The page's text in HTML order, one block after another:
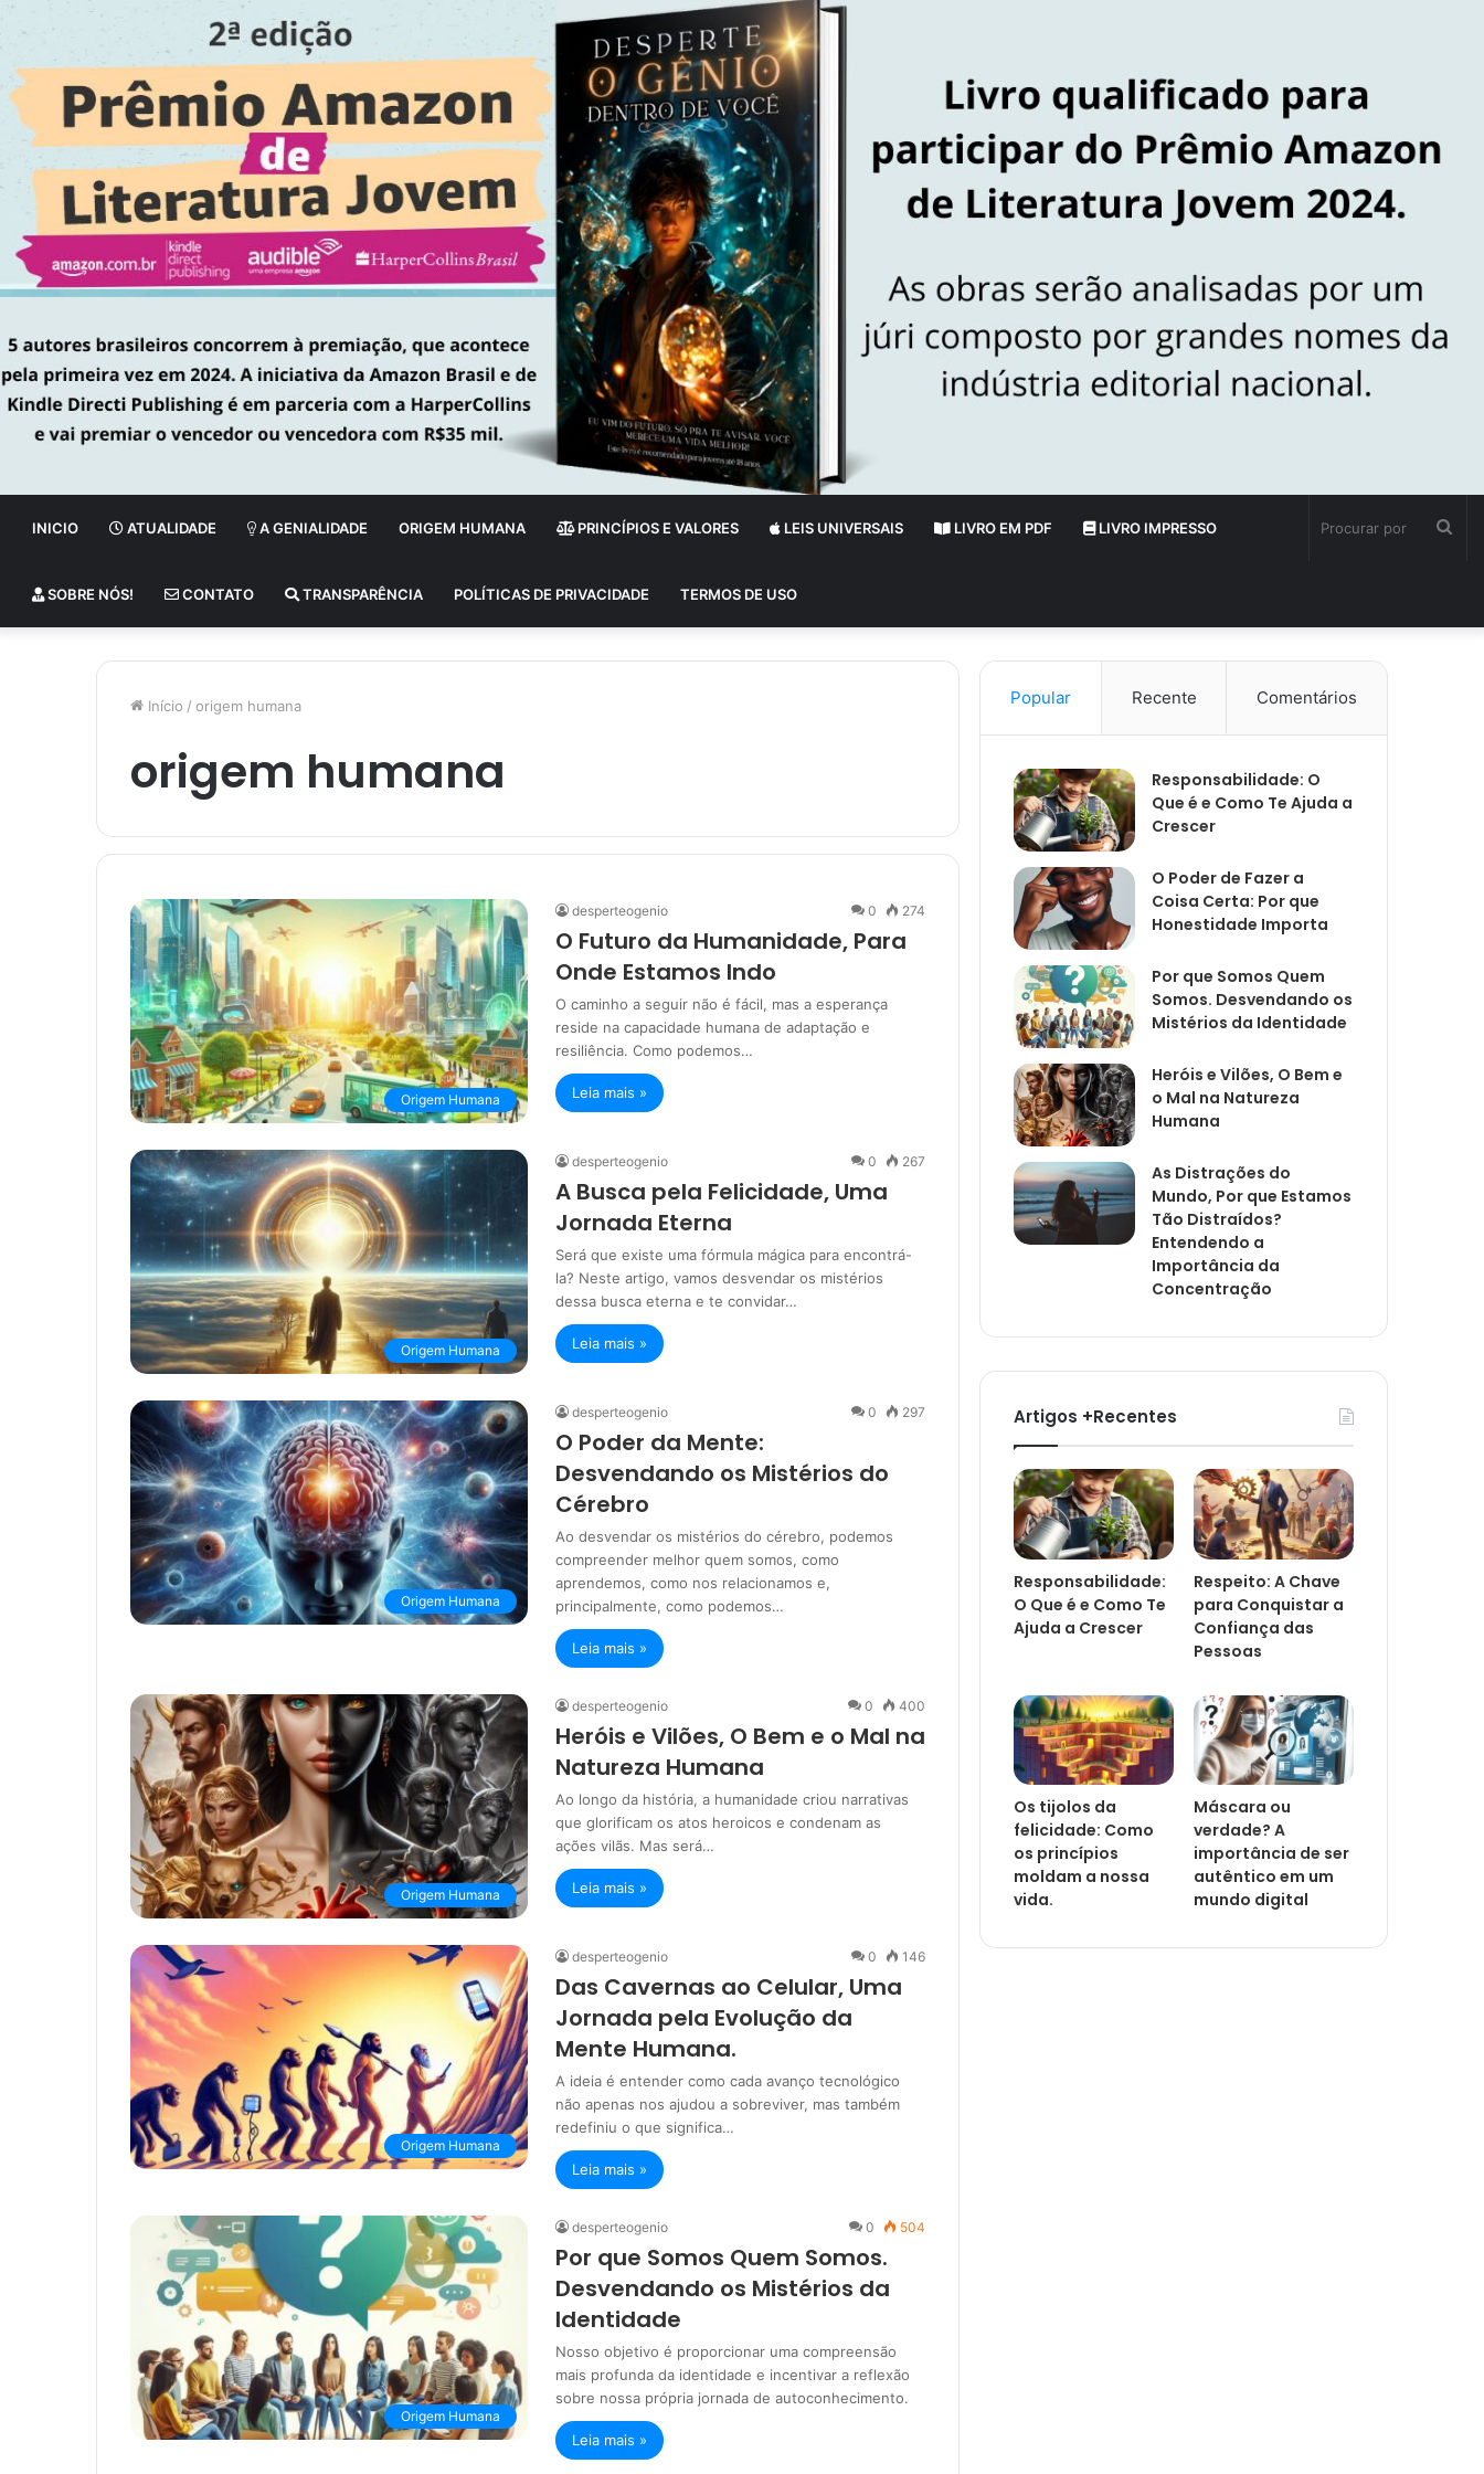
INICIO ATUALIDADE A GENIALIDADE ORIGEM HUMANA PRINCÍPIOS E VALORES LEIS UNIVERSAIS LIVRO EM PDF LIVRO IMPRESSO
SOBRE NÓS! CONTATO TRANSPARÊNCIA POLÍTICAS DE PRIVACIDADE TERMOS DE USO
Início / origem humana
origem humana
Origem Humana
desperteogenio 0 274
O Futuro da Humanidade, Para
Onde Estamos Indo
O caminho a seguir não é fácil, mas a esperança
reside na capacidade humana de adaptação e
resiliência. Como podemos…
Leia mais »
Origem Humana
desperteogenio 0 267
A Busca pela Felicidade, Uma
Jornada Eterna
Será que existe uma fórmula mágica para encontrá-
la? Neste artigo, vamos desvendar os mistérios
dessa busca eterna e te convidar…
Leia mais »
Origem Humana
desperteogenio 0 297
O Poder da Mente:
Desvendando os Mistérios do
Cérebro
Ao desvendar os mistérios do cérebro, podemos
compreender melhor quem somos, como
aprendemos, como nos relacionamos e,
principalmente, como podemos…
Leia mais »
Origem Humana
desperteogenio 0 400
Heróis e Vilões, O Bem e o Mal na
Natureza Humana
Ao longo da história, a humanidade criou narrativas
que glorificam os atos heroicos e condenam as
ações vilãs. Mas será…
Leia mais »
Origem Humana
desperteogenio 0 146
Das Cavernas ao Celular, Uma
Jornada pela Evolução da
Mente Humana.
A ideia é entender como cada avanço tecnológico
não apenas nos ajudou a sobreviver, mas também
redefiniu o que significa…
Leia mais »
Origem Humana
desperteogenio 0 504
Por que Somos Quem Somos.
Desvendando os Mistérios da
Identidade
Nosso objetivo é proporcionar uma compreensão
mais profunda da identidade e incentivar a reflexão
sobre nossa própria jornada de autoconhecimento.
Leia mais »
Popular Recente Comentários
Responsabilidade: O
Que é e Como Te Ajuda a
Crescer
O Poder de Fazer a
Coisa Certa: Por que
Honestidade Importa
Por que Somos Quem
Somos. Desvendando os
Mistérios da Identidade
Heróis e Vilões, O Bem e
o Mal na Natureza
Humana
As Distrações do
Mundo, Por que Estamos
Tão Distraídos?
Entendendo a
Importância da
Concentração
Artigos +Recentes
Responsabilidade:
O Que é e Como Te
Ajuda a Crescer
Respeito: A Chave
para Conquistar a
Confiança das
Pessoas
Os tijolos da
felicidade: Como
os princípios
moldam a nossa
vida.
Máscara ou
verdade? A
importância de ser
autêntico em um
mundo digital